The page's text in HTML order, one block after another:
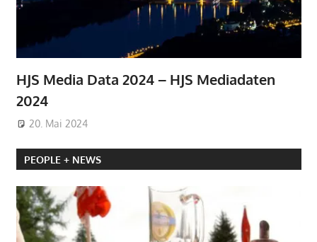
HJS Media Data 2024 – HJS Mediadaten
2024
20. Mai 2024
PEOPLE + NEWS